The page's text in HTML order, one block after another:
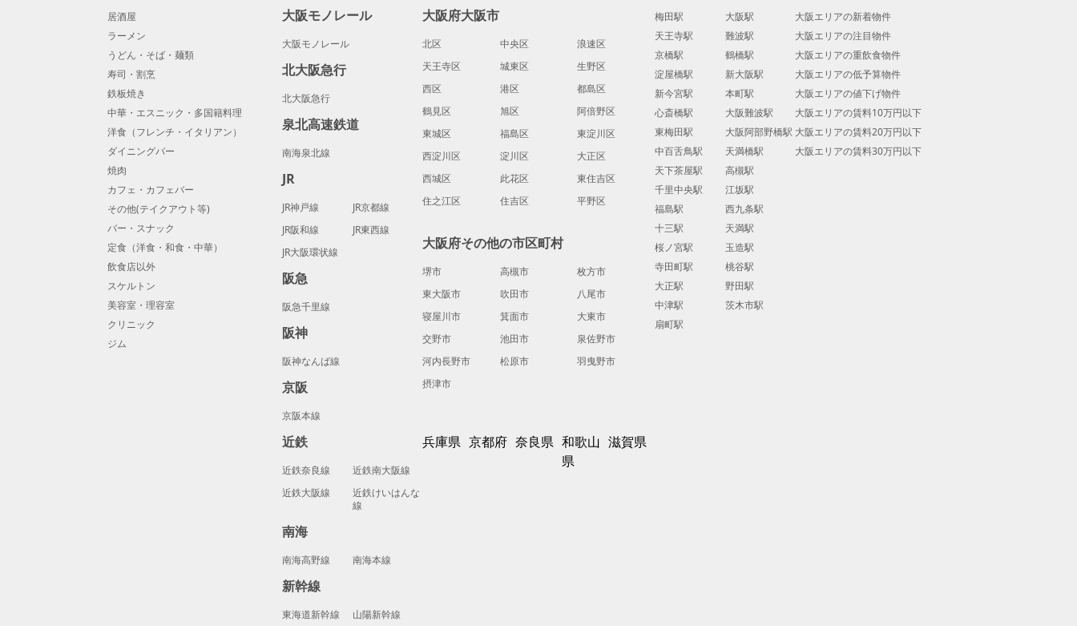
居酒屋
ラーメン
うどん・そば・麺類
寿司・割烹
鉄板焼き
中華・エスニック・多国籍料理
洋食（フレンチ・イタリアン）
ダイニングバー
焼肉
カフェ・カフェバー
その他(テイクアウト等)
バー・スナック
定食（洋食・和食・中華）
飲食店以外
スケルトン
美容室・理容室
クリニック
ジム
大阪モノレール
大阪モノレール
北大阪急行
北大阪急行
泉北高速鉄道
南海泉北線
JR
JR神戸線
JR京都線
JR阪和線
JR東西線
JR大阪環状線
阪急
阪急千里線
阪神
阪神なんば線
京阪
京阪本線
近鉄
近鉄奈良線
近鉄南大阪線
近鉄大阪線
近鉄けいはんな
線
南海
南海高野線 南海本線
新幹線
東海道新幹線 山陽新幹線
大阪府大阪市
北区 中央区
浪速区
天王寺区
城東区
生野区
西区
港区
都島区
鶴見区
旭区
阿倍野区
東城区
福島区
東淀川区
西淀川区
淀川区
大正区
西城区
此花区
東住吉区
住之江区
住吉区 平野区
大阪府その他の市区町村
堺市 高槻市
枚方市
東大阪市
吹田市
八尾市
寝屋川市
箕面市
大東市
交野市
池田市
泉佐野市
河内長野市
松原市
羽曳野市
摂津市
兵庫県 京都府 奈良県 和歌山
県
滋賀県
梅田駅
大阪駅
天王寺駅
難波駅
京橋駅
鶴橋駅
淀屋橋駅
新大阪駅
新今宮駅
本町駅
心斎橋駅
大阪難波駅
東梅田駅
大阪阿部野橋駅
中百舌鳥駅
天満橋駅
天下茶屋駅
高槻駅
千里中央駅
江坂駅
福島駅
西九条駅
十三駅
天満駅
桜ノ宮駅
玉造駅
寺田町駅
桃谷駅
大正駅
野田駅
中津駅
茨木市駅
扇町駅
大阪エリアの新着物件
大阪エリアの注目物件
大阪エリアの重飲食物件
大阪エリアの低予算物件
大阪エリアの値下げ物件
大阪エリアの賃料10万円以下
大阪エリアの賃料20万円以下
大阪エリアの賃料30万円以下